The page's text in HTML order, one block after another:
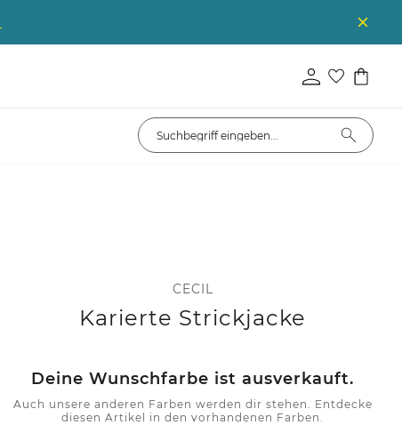
CECIL
Karierte Strickjacke
Deine Wunschfarbe ist ausverkauft.
Auch unsere anderen Farben werden dir stehen. Entdecke
diesen Artikel in den vorhandenen Farben.